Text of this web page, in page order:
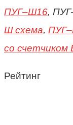
ПУГ–Ш16,
Ш схема,
со счетчиком
Рейтинг